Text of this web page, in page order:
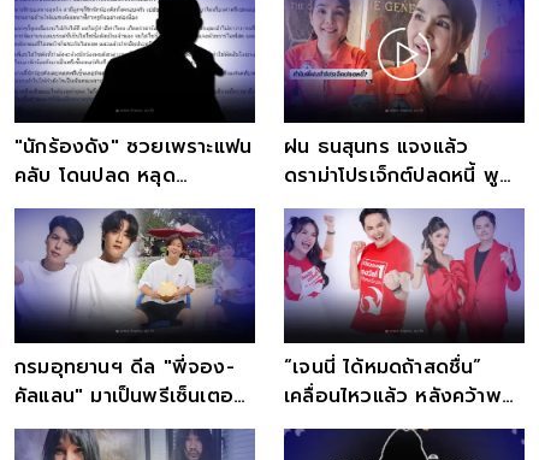
"นักร้องดัง" ซวยเพราะแฟน
คลับ โดนปลด หลุด
พรีเซ็นเตอร์พลาดเงินหลาย
ล้าน
ฝน ธนสุนทร แจงแล้ว
ดราม่าโปรเจ็กต์ปลดหนี้ พูด
ชัดทำไมถูกเรียกว่าบอส
กรมอุทยานฯ ดีล "พี่จอง-
คัลแลน" มาเป็นพรีเซ็นเตอร์
2 หนุ่มใจดีไม่คิดค่าตัว
“เจนนี่ ได้หมดถ้าสดชื่น”
เคลื่อนไหวแล้ว หลังคว้าพรี
เซนเตอร์ ลอตเตอรี่พลัส